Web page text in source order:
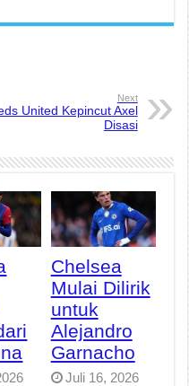
Next
United Kepincut Axel
Disasi
Chelsea
Mulai Dilirik
untuk
Alejandro
Garnacho
Juli 16, 2026